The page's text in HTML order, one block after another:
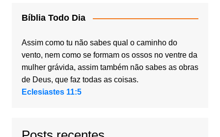
Bíblia Todo Dia
Assim como tu não sabes qual o caminho do
vento, nem como se formam os ossos no ventre da
mulher grávida, assim também não sabes as obras
de Deus, que faz todas as coisas.
Eclesiastes 11:5